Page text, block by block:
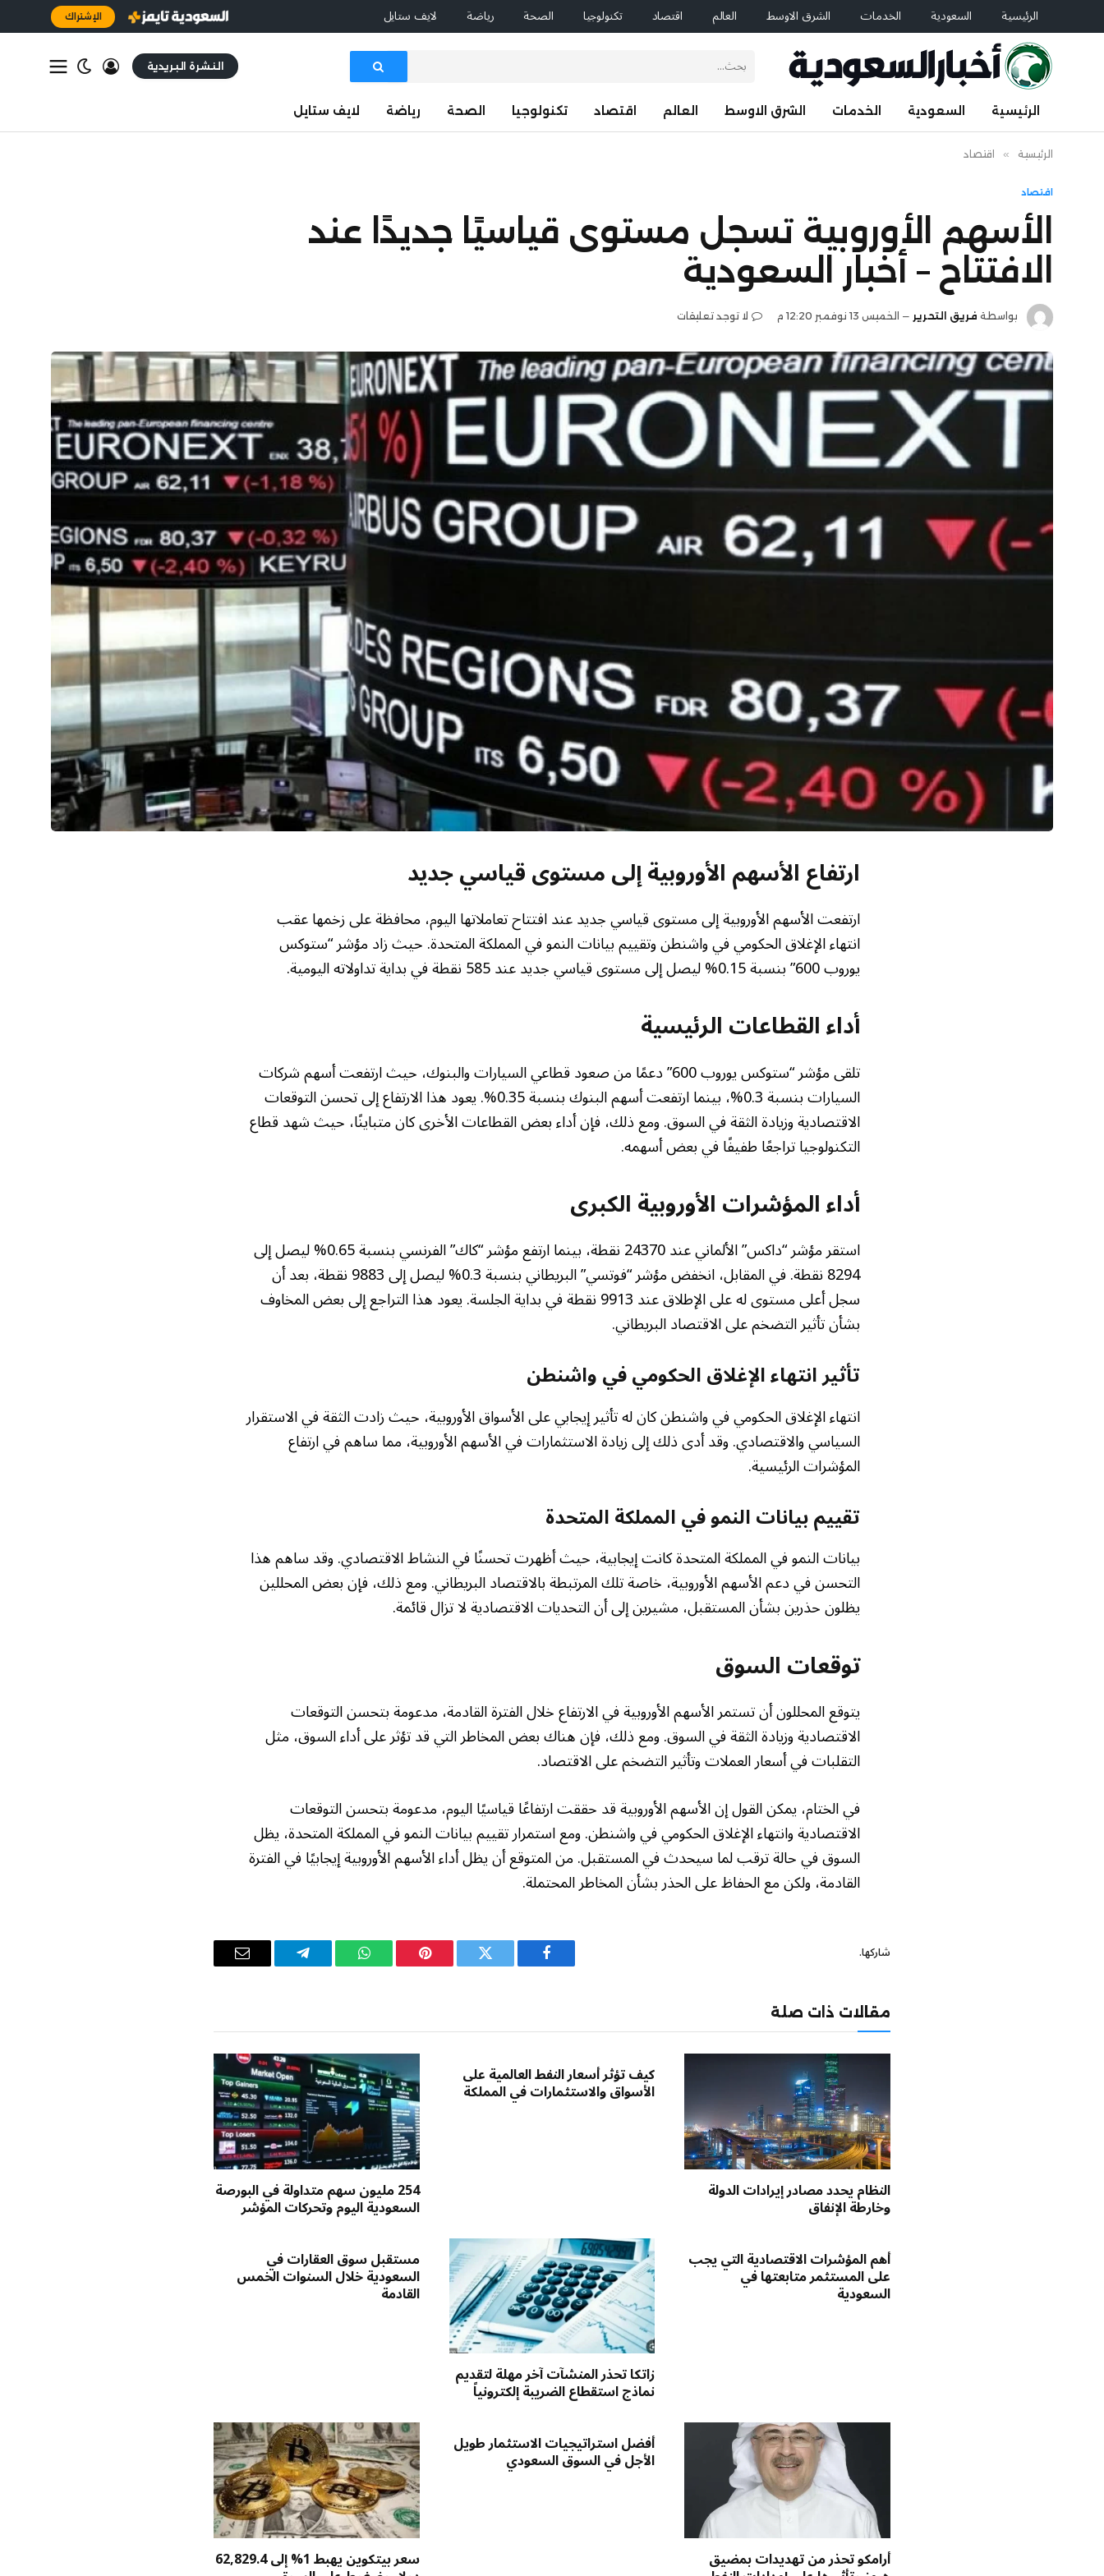
الرئيسية السعودية الخدمات الشرق الاوسط العالم اقتصاد تكنولوجيا الصحة رياضة لايف ستايل الإشتراك
النشرة البريدية
الرئيسية السعودية الخدمات الشرق الاوسط العالم اقتصاد تكنولوجيا الصحة رياضة لايف ستايل
الرئيسية » اقتصاد
اقتصاد
الأسهم الأوروبية تسجل مستوى قياسيًا جديدًا عند
الافتتاح – أخبار السعودية
بواسطة فريق التحرير الخميس 13 نوفمبر 12:20 م لا توجد تعليقات
ارتفاع الأسهم الأوروبية إلى مستوى قياسي جديد
ارتفعت الأسهم الأوروبية إلى مستوى قياسي جديد عند افتتاح تعاملاتها اليوم، محافظة على زخمها عقب
انتهاء الإغلاق الحكومي في واشنطن وتقييم بيانات النمو في المملكة المتحدة. حيث زاد مؤشر “ستوكس
يوروب 600” بنسبة 0.15% ليصل إلى مستوى قياسي جديد عند 585 نقطة في بداية تداولاته اليومية.
أداء القطاعات الرئيسية
تلقى مؤشر “ستوكس يوروب 600” دعمًا من صعود قطاعي السيارات والبنوك، حيث ارتفعت أسهم شركات
السيارات بنسبة 0.3%، بينما ارتفعت أسهم البنوك بنسبة 0.35%. يعود هذا الارتفاع إلى تحسن التوقعات
الاقتصادية وزيادة الثقة في السوق. ومع ذلك، فإن أداء بعض القطاعات الأخرى كان متباينًا، حيث شهد قطاع
التكنولوجيا تراجعًا طفيفًا في بعض أسهمه.
أداء المؤشرات الأوروبية الكبرى
استقر مؤشر “داكس” الألماني عند 24370 نقطة، بينما ارتفع مؤشر “كاك” الفرنسي بنسبة 0.65% ليصل إلى
8294 نقطة. في المقابل، انخفض مؤشر “فوتسي” البريطاني بنسبة 0.3% ليصل إلى 9883 نقطة، بعد أن
سجل أعلى مستوى له على الإطلاق عند 9913 نقطة في بداية الجلسة. يعود هذا التراجع إلى بعض المخاوف
بشأن تأثير التضخم على الاقتصاد البريطاني.
تأثير انتهاء الإغلاق الحكومي في واشنطن
انتهاء الإغلاق الحكومي في واشنطن كان له تأثير إيجابي على الأسواق الأوروبية، حيث زادت الثقة في الاستقرار
السياسي والاقتصادي. وقد أدى ذلك إلى زيادة الاستثمارات في الأسهم الأوروبية، مما ساهم في ارتفاع
المؤشرات الرئيسية.
تقييم بيانات النمو في المملكة المتحدة
بيانات النمو في المملكة المتحدة كانت إيجابية، حيث أظهرت تحسنًا في النشاط الاقتصادي. وقد ساهم هذا
التحسن في دعم الأسهم الأوروبية، خاصة تلك المرتبطة بالاقتصاد البريطاني. ومع ذلك، فإن بعض المحللين
يظلون حذرين بشأن المستقبل، مشيرين إلى أن التحديات الاقتصادية لا تزال قائمة.
توقعات السوق
يتوقع المحللون أن تستمر الأسهم الأوروبية في الارتفاع خلال الفترة القادمة، مدعومة بتحسن التوقعات
الاقتصادية وزيادة الثقة في السوق. ومع ذلك، فإن هناك بعض المخاطر التي قد تؤثر على أداء السوق، مثل
التقلبات في أسعار العملات وتأثير التضخم على الاقتصاد.
في الختام، يمكن القول إن الأسهم الأوروبية قد حققت ارتفاعًا قياسيًا اليوم، مدعومة بتحسن التوقعات
الاقتصادية وانتهاء الإغلاق الحكومي في واشنطن. ومع استمرار تقييم بيانات النمو في المملكة المتحدة، يظل
السوق في حالة ترقب لما سيحدث في المستقبل. من المتوقع أن يظل أداء الأسهم الأوروبية إيجابيًا في الفترة
القادمة، ولكن مع الحفاظ على الحذر بشأن المخاطر المحتملة.
شاركها.
فيسبوك تويتر بينتيريستواتساب تيلقرام
البريد
مقالات ذات صلة
النظام يحدد مصادر إيرادات الدولة
وخارطة الإنفاق
كيف تؤثر أسعار النفط العالمية على
الأسواق والاستثمارات في المملكة
254 مليون سهم متداولة في البورصة
السعودية اليوم وتحركات المؤشر
أهم المؤشرات الاقتصادية التي يجب
على المستثمر متابعتها في
السعودية
زاتكا تحذر المنشآت آخر مهلة لتقديم
نماذج استقطاع الضريبة إلكترونياً
مستقبل سوق العقارات في
السعودية خلال السنوات الخمس
القادمة
أرامكو تحذر من تهديدات بمضيق
أفضل استراتيجيات الاستثمار طويل
الأجل في السوق السعودي
سعر بيتكوين يهبط 1% إلى 62,829.4